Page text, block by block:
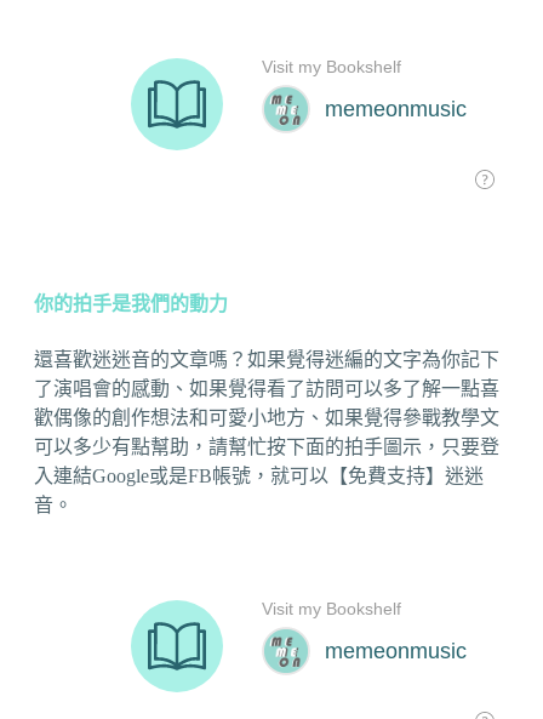
你的拍手是我們的動力
還喜歡迷迷音的文章嗎？如果覺得迷編的文字為你記下
了演唱會的感動、如果覺得看了訪問可以多了解一點喜
歡偶像的創作想法和可愛小地方、如果覺得參戰教學文
可以多少有點幫助，請幫忙按下面的拍手圖示，只要登
入連結Google或是FB帳號，就可以【免費支持】迷迷
音。